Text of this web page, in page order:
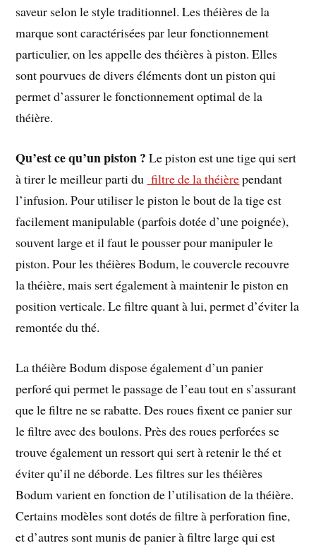
saveur selon le style traditionnel. Les théières de la
marque sont caractérisées par leur fonctionnement
particulier, on les appelle des théières à piston. Elles
sont pourvues de divers éléments dont un piston qui
permet d’assurer le fonctionnement optimal de la
théière.
Qu’est ce qu’un piston ? Le piston est une tige qui sert
à tirer le meilleur parti du filtre de la théièrependant
l’infusion. Pour utiliser le piston le bout de la tige est
facilement manipulable (parfois dotée d’une poignée),
souvent large et il faut le pousser pour manipuler le
piston. Pour les théières Bodum, le couvercle recouvre
la théière, mais sert également à maintenir le piston en
position verticale. Le filtre quant à lui, permet d’éviter la
remontée du thé.
La théière Bodum dispose également d’un panier
perforé qui permet le passage de l’eau tout en s’assurant
que le filtre ne se rabatte. Des roues fixent ce panier sur
le filtre avec des boulons. Près des roues perforées se
trouve également un ressort qui sert à retenir le thé et
éviter qu’il ne déborde. Les filtres sur les théières
Bodum varient en fonction de l’utilisation de la théière.
Certains modèles sont dotés de filtre à perforation fine,
et d’autres sont munis de panier à filtre large qui est